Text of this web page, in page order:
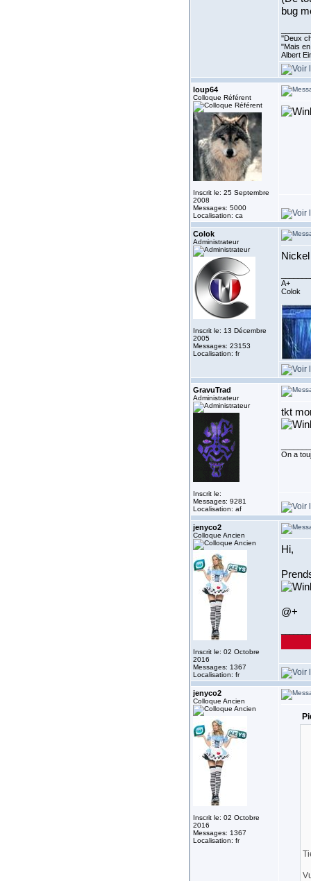
bug
''Deux
"Mais
Albert
loup64
Colloque Référent
Inscrit le: 25 Septembre
2008
Messages: 5000
Localisation: ca
Colok
Administrateur
Inscrit le: 13 Décembre
2005
Messages: 23153
Localisation: fr
A+
Colok
GravuTrad
Administrateur
Inscrit le:
Messages: 9281
Localisation: af
tkt
On a
jenyco2
Colloque Ancien
Inscrit le: 02 Octobre
2016
Messages: 1367
Localisation: fr
Hi,
@+
jenyco2
Colloque Ancien
Inscrit le: 02 Octobre
2016
Messages: 1367
Localisation: fr